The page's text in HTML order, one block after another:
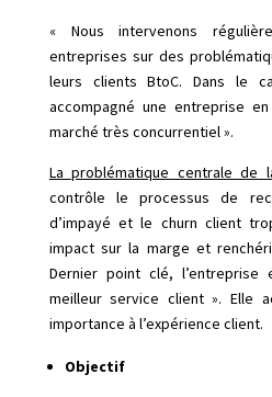
« Nous intervenons
entreprises sur des
leurs clients BtoC. Dans le
accompagné une entreprise
marché très concurrentiel ».
La problématique centrale de
contrôle le processus de
d’impayé et le churn client
impact sur la marge et
Dernier point clé,
meilleur service client ». Elle
importance à l’expérience client.
Objectif